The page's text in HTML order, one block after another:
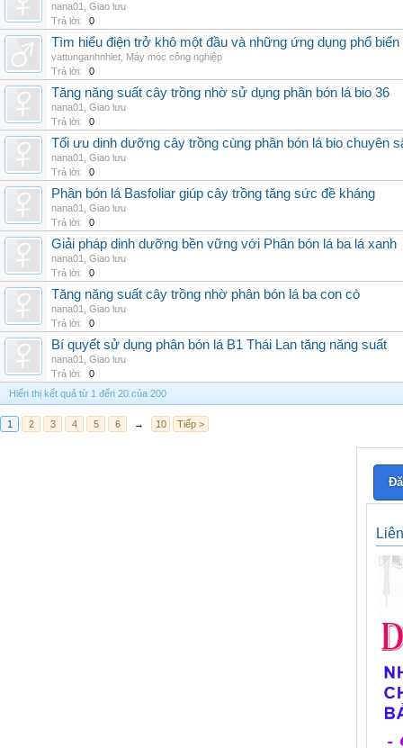
nana01
Giao lưu
Trả lời:
0
Tìm hiểu điện trở khô một đầu và những ứng dụng phổ
vattunganhnhiet Máy móc công nghiệp
Trả lời:
0
Tăng năng suất cây trồng nhờ sử dụng phân bón lá bio 36
nana01
Giao lưu
Trả lời:
0
Tối ưu dinh dưỡng cây trồng cùng phân bón lá bio chuyên
nana01
Giao lưu
Trả lời:
0
Phân bón lá Basfoliar giúp cây trồng tăng sức đề kháng
nana01
Giao lưu
Trả lời:
0
Giải pháp dinh dưỡng bền vững với Phân bón lá ba lá xanh
nana01
Giao lưu
Trả lời:
0
Tăng năng suất cây trồng nhờ phân bón lá ba con cò
nana01
Giao lưu
Trả lời:
0
Bí quyết sử dụng phân bón lá B1 Thái Lan tăng năng suất
nana01
Giao lưu
Trả lời:
0
Hiển thị kết quả từ 1 đến 20 của 200
1 2 3 4 5 6 → 10 Tiếp >